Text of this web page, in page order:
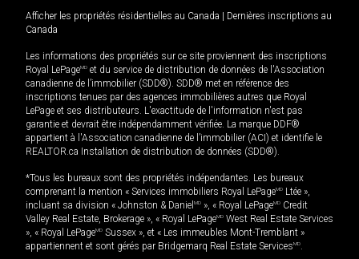
Afficher les propriétés résidentielles au Canada | Dernières inscriptions au
Canada
Les informations des propriétés sur ce site proviennent des inscriptions
Royal LePageMD et du service de distribution de données de l'Association
canadienne de l’immobilier (SDD®). SDD® met en référence des
inscriptions tenues par des agences immobilières autres que Royal
LePage et ses distributeurs. L'exactitude de l'information n'est pas
garantie et devrait être indépendamment vérifiée. La marque DDF®
appartient à l'Association canadienne de l’immobilier (ACI) et identifie le
REALTOR.ca Installation de distribution de données (SDD®).
*Tous les bureaux sont des propriétés indépendantes. Les bureaux
comprenant la mention « Services immobiliers Royal LePageMD Ltée »,
incluant sa division « Johnston & Daniel MD », « Royal LePageMD Credit
Valley Real Estate, Brokerage », « Royal LePageMD West Real Estate Services
», « Royal LePageMD Sussex », et « Les immeubles Mont-Tremblant »
appartiennent et sont gérés par Bridgemarq Real Estate ServicesMD